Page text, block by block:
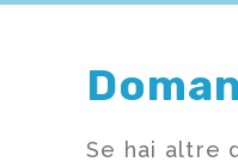
Se hai altre